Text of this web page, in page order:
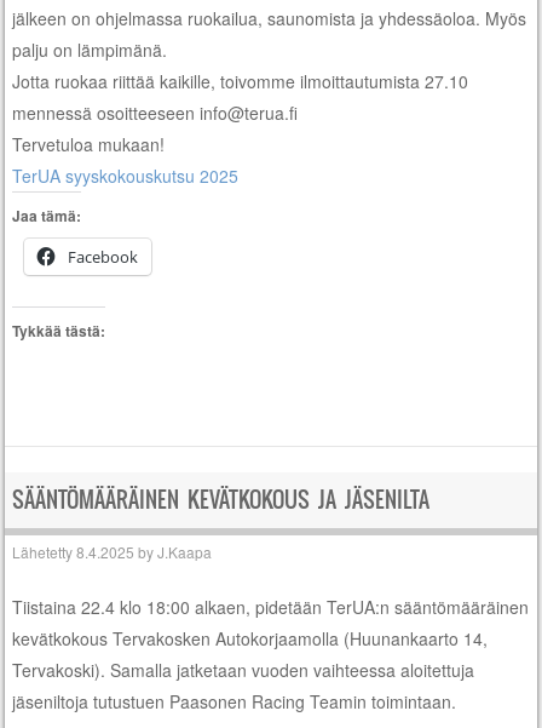
jälkeen on ohjelmassa ruokailua, saunomista ja yhdessäoloa. Myös
palju on lämpimänä.
Jotta ruokaa riittää kaikille, toivomme ilmoittautumista 27.10
mennessä osoitteeseen info@terua.fi
Tervetuloa mukaan!
TerUA syyskokouskutsu 2025
Jaa tämä:
Facebook
Tykkää tästä:
SÄÄNTÖMÄÄRÄINEN KEVÄTKOKOUS JA JÄSENILTA
Lähetetty8.4.2025 byJ.Kaapa
Tiistaina 22.4 klo 18:00 alkaen, pidetään TerUA:n sääntömääräinen
kevätkokous Tervakosken Autokorjaamolla (Huunankaarto 14,
Tervakoski). Samalla jatketaan vuoden vaihteessa aloitettuja
jäseniltoja tutustuen Paasonen Racing Teamin toimintaan.